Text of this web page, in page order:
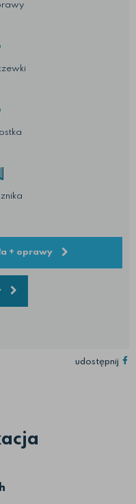
+ oprawy
udostępnij